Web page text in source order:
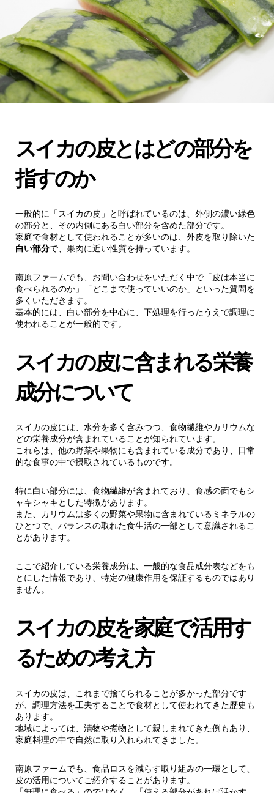
スイカの皮とはどの部分を
指すのか
一般的に「スイカの皮」と呼ばれているのは、外側の濃い緑色
の部分と、その内側にある白い部分を含めた部分です。
家庭で食材として使われることが多いのは、外皮を取り除いた
白い部分で、果肉に近い性質を持っています。
南原ファームでも、お問い合わせをいただく中で「皮は本当に
食べられるのか」「どこまで使っていいのか」といった質問を
多くいただきます。
基本的には、白い部分を中心に、下処理を行ったうえで調理に
使われることが一般的です。
スイカの皮に含まれる栄養
成分について
スイカの皮には、水分を多く含みつつ、食物繊維やカリウムな
どの栄養成分が含まれていることが知られています。
これらは、他の野菜や果物にも含まれている成分であり、日常
的な食事の中で摂取されているものです。
特に白い部分には、食物繊維が含まれており、食感の面でもシ
ャキシャキとした特徴があります。
また、カリウムは多くの野菜や果物に含まれているミネラルの
ひとつで、バランスの取れた食生活の一部として意識されるこ
とがあります。
ここで紹介している栄養成分は、一般的な食品成分表などをも
とにした情報であり、特定の健康作用を保証するものではあり
ません。
スイカの皮を家庭で活用す
るための考え方
スイカの皮は、これまで捨てられることが多かった部分です
が、調理方法を工夫することで食材として使われてきた歴史も
あります。
地域によっては、漬物や煮物として親しまれてきた例もあり、
家庭料理の中で自然に取り入れられてきました。
南原ファームでも、食品ロスを減らす取り組みの一環として、
皮の活用についてご紹介することがあります。